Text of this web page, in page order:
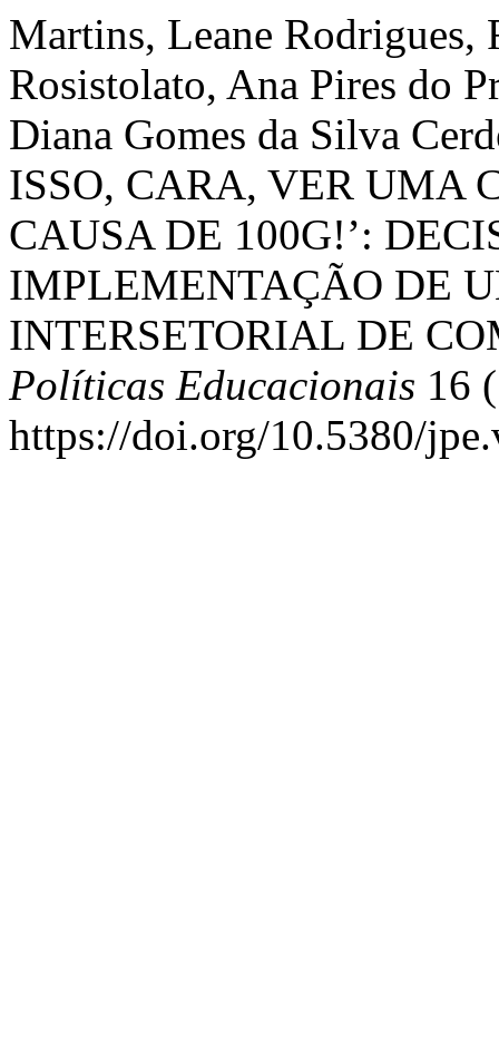
Martins, Leane Rodrigues,
Rosistolato, Ana Pires do
Diana Gomes da Silva
ISSO, CARA, VER UMA
CAUSA DE 100G!’:
IMPLEMENTAÇÃO DE
INTERSETORIAL DE
Políticas Educacionais 16
https://doi.org/10.5380/